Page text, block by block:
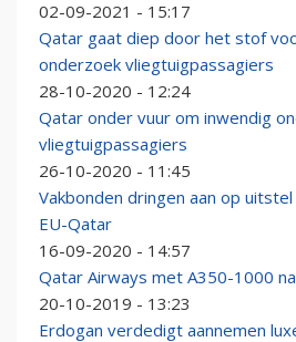
02-09-2021 - 15:17
Qatar gaat diep door het stof
onderzoek vliegtuigpassagiers
28-10-2020 - 12:24
Qatar onder vuur om inwendig
vliegtuigpassagiers
26-10-2020 - 11:45
Vakbonden dringen aan op
EU-Qatar
16-09-2020 - 14:57
Qatar Airways met A350-1000
20-10-2019 - 13:23
Erdogan verdedigt aannemen